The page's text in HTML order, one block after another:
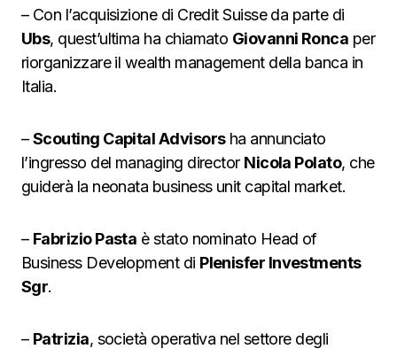
– Con l’acquisizione di Credit Suisse da parte di
Ubs, quest’ultima ha chiamato Giovanni Ronca per
riorganizzare il wealth management della banca in
Italia.
–Scouting Capital Advisorsha annunciato
l’ingresso del managing director Nicola Polato, che
guiderà la neonata business unit capital market.
– Fabrizio Pasta è stato nominato Head of
Business Development di Plenisfer Investments
Sgr.
– Patrizia, società operativa nel settore degli